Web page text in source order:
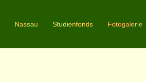
Nassau Studienfonds Fotogalerie